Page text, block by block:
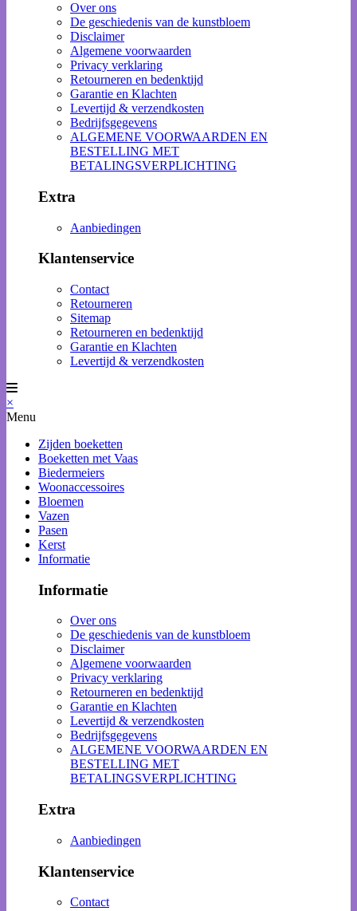
Over ons
De geschiedenis van de kunstbloem
Disclaimer
Algemene voorwaarden
Privacy verklaring
Retourneren en bedenktijd
Garantie en Klachten
Levertijd & verzendkosten
Bedrijfsgegevens
ALGEMENE VOORWAARDEN EN
BESTELLING MET
BETALINGSVERPLICHTING
Extra
Aanbiedingen
Klantenservice
Contact
Retourneren
Sitemap
Retourneren en bedenktijd
Garantie en Klachten
Levertijd & verzendkosten
×
Menu
Zijden boeketten
Boeketten met Vaas
Biedermeiers
Woonaccessoires
Bloemen
Vazen
Pasen
Kerst
Informatie
Informatie
Over ons
De geschiedenis van de kunstbloem
Disclaimer
Algemene voorwaarden
Privacy verklaring
Retourneren en bedenktijd
Garantie en Klachten
Levertijd & verzendkosten
Bedrijfsgegevens
ALGEMENE VOORWAARDEN EN
BESTELLING MET
BETALINGSVERPLICHTING
Extra
Aanbiedingen
Klantenservice
Contact